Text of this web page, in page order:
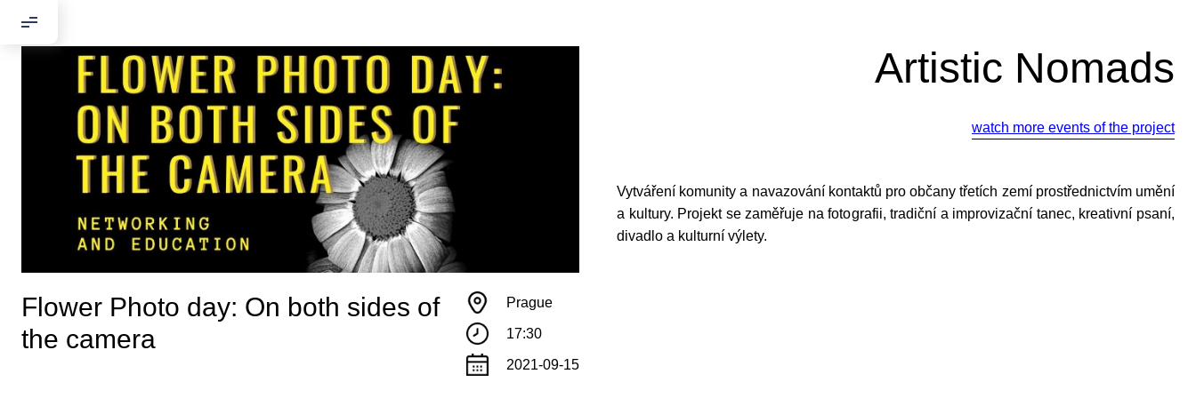
Добрый день!
Если вы хотите с нами связаться, пожалуйста, контактируйте нас:
По адресу:
youthincluded@gmail.com
Flower Photo day: On both sides of
the camera
Prague
17:30
2021-09-15
Artistic Nomads
watch more events of the project
Vytváření komunity a navazování kontaktů pro občany třetích zemí prostřednictvím umění
a kultury. Projekt se zaměřuje na fotografii, tradiční a improvizační tanec, kreativní psaní,
divadlo a kulturní výlety.